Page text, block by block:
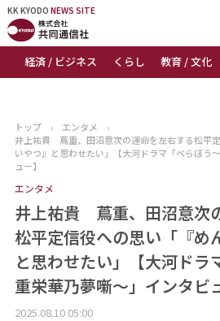
KK KYODO NEWS SITE
経済 / ビジネス くらし 教育 / 文化
KK KYODONEWS SITE
トップページ
ニュース
おすすめコンテンツ
出版物
会社概要
トップ › エンタメ
›
井上祐貴 蔦重、田沼意次の運命を左右する松平
いやつ』と思わせたい」【大河ドラマ「べらぼう
ュー】
エンタメ
井上祐貴 蔦重、田沼意次
松平定信役への思い「『め
と思わせたい」【大河ドラ
重栄華乃夢噺～」インタビ
2025.08.10 05:00